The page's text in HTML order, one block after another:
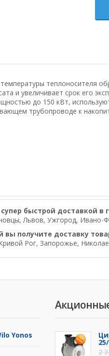
теплоносителя
и увеличивает срок его
до 150 кВт,
трубопроводе к
быстрой доставкой в
Львов, Ужгород, Ивано-
вы получите доставку
Рог, Запорожье,
Yonos
2